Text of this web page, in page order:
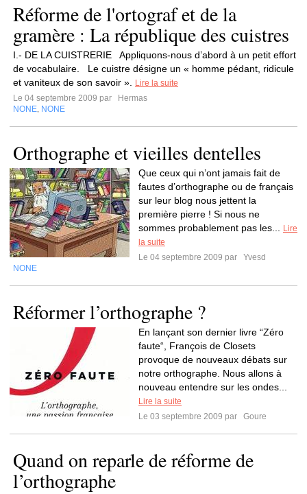
Réforme de l'ortograf et de la
gramère : La république des cuistres
I.- DE LA CUISTRERIE Appliquons-nous d’abord à un petit effort
de vocabulaire. Le cuistre désigne un « homme pédant, ridicule
et vaniteux de son savoir ».
Lire la suite
Le 04 septembre 2009 par
Hermas
NONE NONE
Orthographe et vieilles dentelles
Que ceux qui n’ont jamais fait de
fautes d’orthographe ou de français
sur leur blog nous jettent la
première pierre ! Si nous ne
sommes probablement pas les...
Lire
la suite
Le 04 septembre 2009 par
Yvesd
NONE
Réformer l’orthographe ?
En lançant son dernier livre “Zéro
faute“, François de Closets
provoque de nouveaux débats sur
notre orthographe. Nous allons à
nouveau entendre sur les ondes...
Lire la suite
Le 03 septembre 2009 par
Goure
Quand on reparle de réforme de
l’orthographe